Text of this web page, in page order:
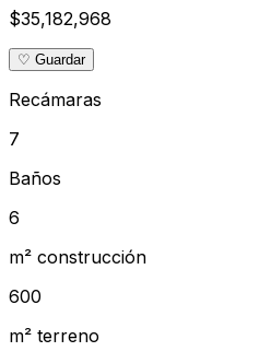
$35,182,968
♡ Guardar
Recámaras
7
Baños
6
m² construcción
600
m² terreno